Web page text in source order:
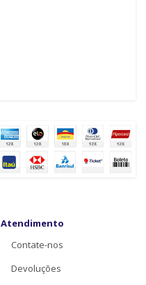
Atendimento
Contate-nos
Devoluções